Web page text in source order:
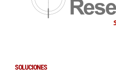
SOLUCIONES